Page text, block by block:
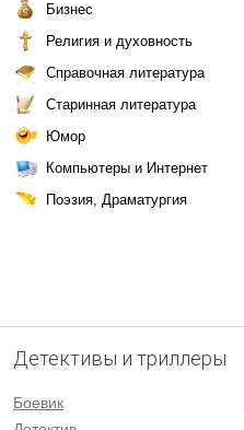
Бизнес
Религия и духовность
Справочная литература
Старинная литература
Юмор
Компьютеры и Интернет
Поэзия, Драматургия
Детективы и триллеры
Боевик